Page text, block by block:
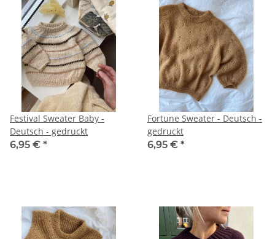
Festival Sweater Baby -
Deutsch - gedruckt
6,95 € *
Fortune Sweater - Deutsch -
gedruckt
6,95 € *